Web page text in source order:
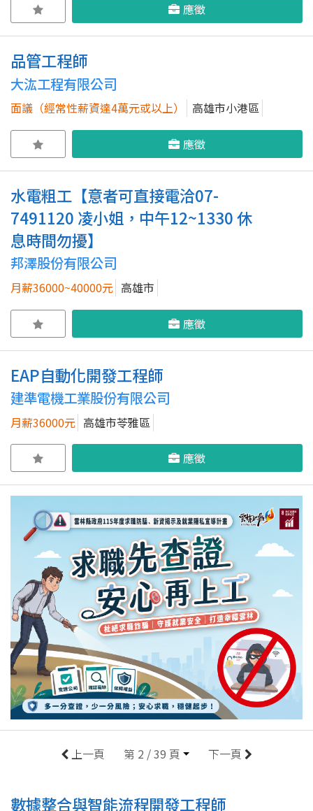
應徵
品管工程師
大汯工程有限公司
面議（經常性薪資達4萬元或以上） 高雄市小港區
應徵
水電粗工【意者可直接電洽07-
7491120 凌小姐，中午12~1330 休
息時間勿擾】
邦澤股份有限公司
月薪36000~40000元 高雄市
應徵
EAP自動化開發工程師
建準電機工業股份有限公司
月薪36000元 高雄市苓雅區
應徵
上一頁 第 2 / 39 頁 下一頁
數據整合與智能流程開發工程師